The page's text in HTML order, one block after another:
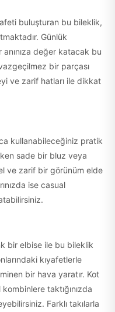
buluşturan bu bileklik,
Günlük
değer katacak bu
bir parçası
ve zarif hatları ile dikkat
kullanabileceğiniz pratik
sade bir bluz veya
ve zarif bir görünüm elde
ise casual
bir elbise ile bu bileklik
kıyafetlerle
bir hava yaratır. Kot
taktığınızda
Farklı takılarla